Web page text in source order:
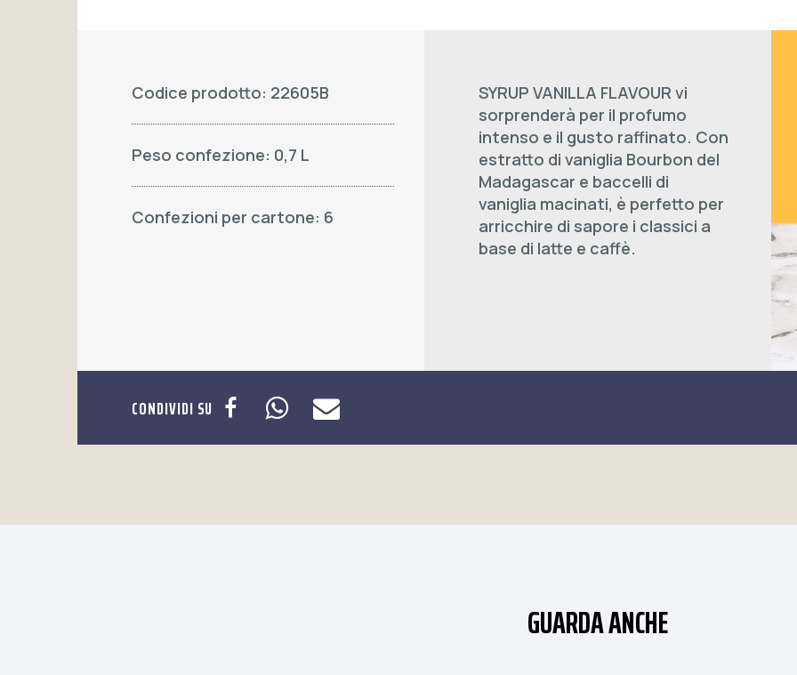
Codice prodotto: 22605B
Peso confezione: 0,7 L
Confezioni per cartone: 6
SYRUP VANILLA FLAVOUR vi
sorprenderà per il profumo
intenso e il gusto raffinato. Con
estratto di vaniglia Bourbon del
Madagascar e baccelli di
vaniglia macinati, è perfetto per
arricchire di sapore i classici a
base di latte e caffè.
CONDIVIDI SU
GUARDA ANCHE